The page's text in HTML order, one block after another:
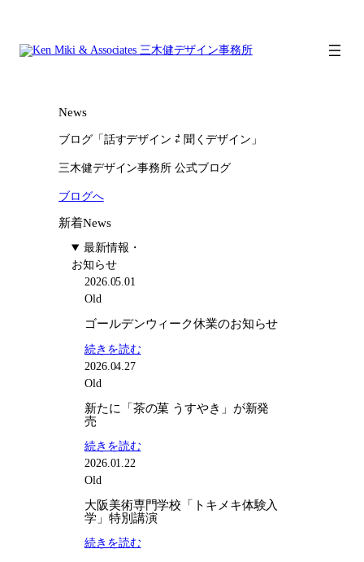
News
ブログ「話すデザイン ⇄ 聞くデザイン」
三木健デザイン事務所 公式ブログ
ブログへ
新着News
最新情報・
お知らせ
2026.05.01
Old
ゴールデンウィーク休業のお知らせ
続きを読む:
ル
デ
ウ
ク
休
2026.04.27
Old
新たに「茶の菓 うすやき」が新発
売
続きを読む:
「茶
菓
2026.01.22
Old
大阪美術専門学校「トキメキ体験入
学」特別講演
続きを読む: